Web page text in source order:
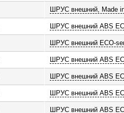
ШРУС внешний, Made
ШРУС внешний ABS
ШРУС внешний ECO-
ШРУС внешний ABS
ШРУС внешний ABS
ШРУС внешний ABS
ШРУС внешний ABS